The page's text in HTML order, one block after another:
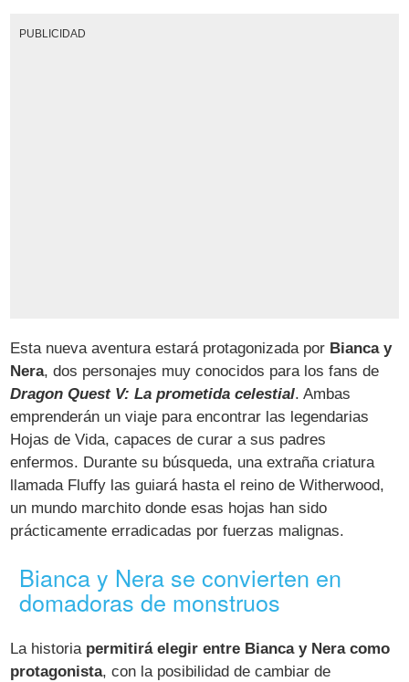
PUBLICIDAD
Esta nueva aventura estará protagonizada por Bianca y
Nera, dos personajes muy conocidos para los fans de
Dragon Quest V: La prometida celestial. Ambas
emprenderán un viaje para encontrar las legendarias
Hojas de Vida, capaces de curar a sus padres
enfermos. Durante su búsqueda, una extraña criatura
llamada Fluffy las guiará hasta el reino de Witherwood,
un mundo marchito donde esas hojas han sido
prácticamente erradicadas por fuerzas malignas.
Bianca y Nera se convierten en
domadoras de monstruos
La historia permitirá elegir entre Bianca y Nera como
protagonista, con la posibilidad de cambiar de